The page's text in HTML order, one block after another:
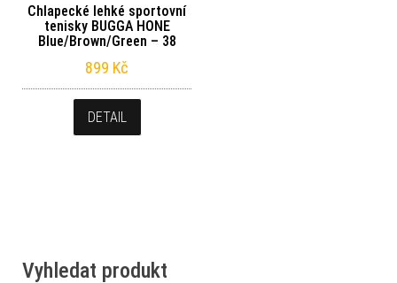
Chlapecké lehké sportovní
tenisky BUGGA HONE
Blue/Brown/Green – 38
899 Kč
DETAIL
Vyhledat produkt